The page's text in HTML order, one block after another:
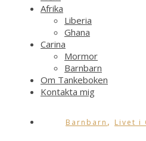
Afrika
Liberia
Ghana
Carina
Mormor
Barnbarn
Om Tankeboken
Kontakta mig
Barnbarn , Livet i